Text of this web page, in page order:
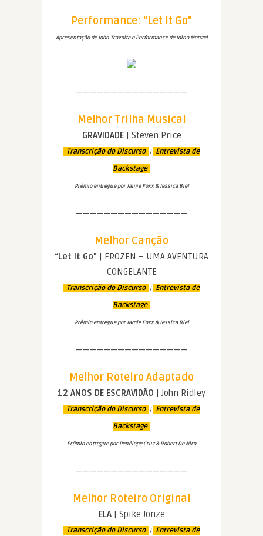
Performance: “Let It Go”
Apresentação de John Travolta e Performance de Idina Menzel
————————————————
Melhor Trilha Musical
GRAVIDADE| Steven Price
Transcrição do Discurso |
Entrevista de
Backstage
Prêmio entregue por Jamie Foxx & Jessica Biel
————————————————
Melhor Canção
“Let It Go” | FROZEN – UMA AVENTURA
CONGELANTE
Transcrição do Discurso |
Entrevista de
Backstage
Prêmio entregue por Jamie Foxx & Jessica Biel
————————————————
Melhor Roteiro Adaptado
12 ANOS DE ESCRAVIDÃO | John Ridley
Transcrição do Discurso |
Entrevista de
Backstage
Prêmio entregue por Penélope Cruz & Robert De Niro
————————————————
Melhor Roteiro Original
ELA| Spike Jonze
Transcrição do Discurso |
Entrevista de